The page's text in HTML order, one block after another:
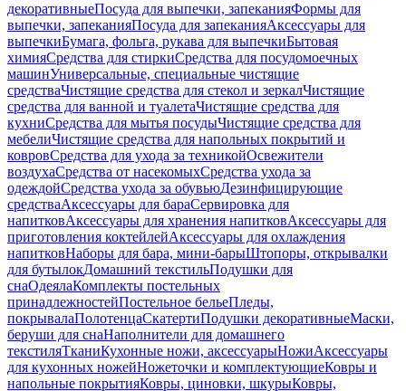
декоративныеПосуда для выпечки, запеканияФормы для
выпечки, запеканияПосуда для запеканияАксессуары для
выпечкиБумага, фольга, рукава для выпечкиБытовая
химияСредства для стиркиСредства для посудомоечных
машинУниверсальные, специальные чистящие
средстваЧистящие средства для стекол и зеркалЧистящие
средства для ванной и туалетаЧистящие средства для
кухниСредства для мытья посудыЧистящие средства для
мебелиЧистящие средства для напольных покрытий и
ковровСредства для ухода за техникойОсвежители
воздухаСредства от насекомыхСредства ухода за
одеждойСредства ухода за обувьюДезинфицирующие
средстваАксессуары для бараСервировка для
напитковАксессуары для хранения напитковАксессуары для
приготовления коктейлейАксессуары для охлаждения
напитковНаборы для бара, мини-барыШтопоры, открывалки
для бутылокДомашний текстильПодушки для
снаОдеялаКомплекты постельных
принадлежностейПостельное бельеПледы,
покрывалаПолотенцаСкатертиПодушки декоративныеМаски,
беруши для снаНаполнители для домашнего
текстиляТканиКухонные ножи, аксессуарыНожиАксессуары
для кухонных ножейНожеточки и комплектующиеКовры и
напольные покрытияКовры, циновки, шкурыКовры,